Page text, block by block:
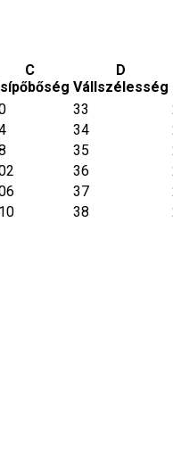
C
D
Vállszélesség
33
34
35
36
37
38